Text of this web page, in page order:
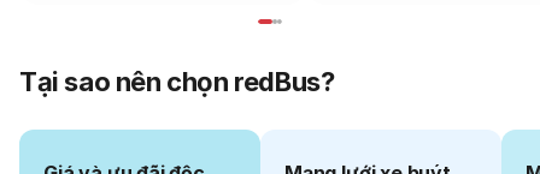
Tại sao nên chọn redBus?